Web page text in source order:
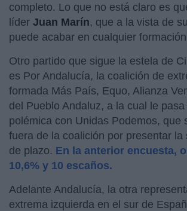
completo. Lo que no está claro es
líder Juan Marín, que a la vista de
puede acabar en cualquier
Otro partido que sigue la estela de
es Por Andalucía, la coalición de
formada Más País, Equo, Alianza
del Pueblo Andaluz, a la cual le
polémica con Unidas Podemos, que
fuera de la coalición por presentar la
de plazo. En la anterior encuesta,
10,6% y 10 escaños.
Adelante Andalucía, la otra
extrema izquierda en el sur de